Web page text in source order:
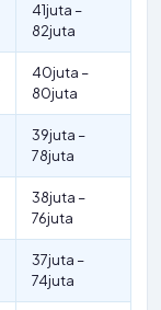
41juta –
82juta
40juta –
80juta
39juta –
78juta
38juta –
76juta
37juta –
74juta